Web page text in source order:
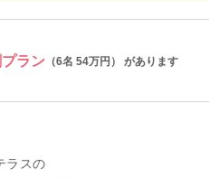
ラン （6名 54万円） があります
ラスの